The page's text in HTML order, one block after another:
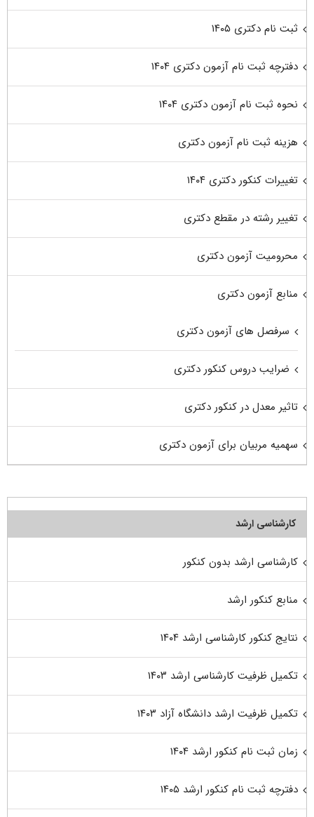
ثبت نام دکتری ۱۴۰۵
دفترچه ثبت نام آزمون دکتری ۱۴۰۴
نحوه ثبت نام آزمون دکتری ۱۴۰۴
هزینه ثبت نام آزمون دکتری
تغییرات کنکور دکتری ۱۴۰۴
تغییر رشته در مقطع دکتری
محرومیت آزمون دکتری
منابع آزمون دکتری
سرفصل های آزمون دکتری
ضرایب دروس کنکور دکتری
تاثیر معدل در کنکور دکتری
سهمیه مربیان برای آزمون دکتری
کارشناسی ارشد
کارشناسی ارشد بدون کنکور
منابع کنکور ارشد
نتایج کنکور کارشناسی ارشد ۱۴۰۴
تکمیل ظرفیت کارشناسی ارشد ۱۴۰۳
تکمیل ظرفیت ارشد دانشگاه آزاد ۱۴۰۳
زمان ثبت نام کنکور ارشد ۱۴۰۴
دفترچه ثبت نام کنکور ارشد ۱۴۰۵